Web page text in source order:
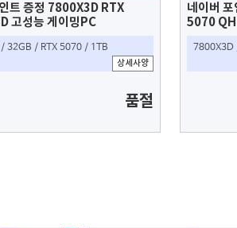
트 증정 7800X3D RTX
고성능 게이밍PC
32GB / RTX 5070 / 1TB
상세사양
품절
네이버
5070
7800X3D